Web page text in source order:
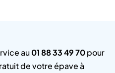
au01 88 33 49 70pour
de votre épave à